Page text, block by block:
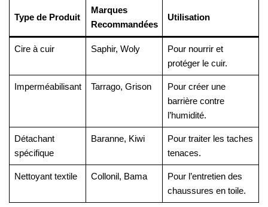
Type de Produit
Marques
Recommandées
Utilisation
Cire à cuir Saphir, Woly
Pour nourrir et
protéger le cuir.
Imperméabilisant Tarrago, Grison
Pour créer une
barrière contre
l’humidité.
Détachant
spécifique
Baranne, Kiwi
Pour traiter les taches
tenaces.
Nettoyant textile Collonil, Bama
Pour l’entretien des
chaussures en toile.